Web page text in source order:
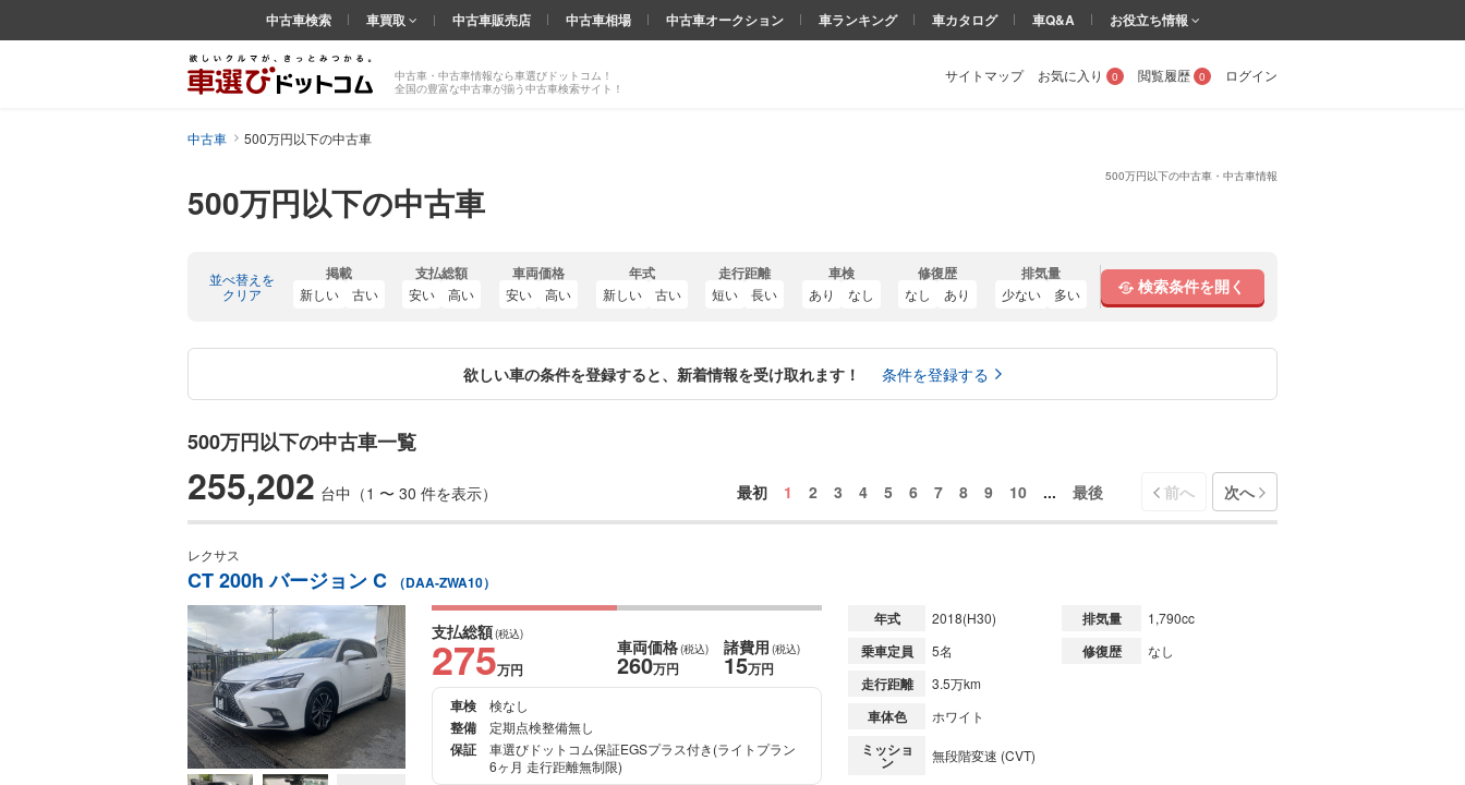
500万円以下の中古車・中古車情報
500万円以下の中古車
中古車・中古車情報なら車選びドットコム！
全国の豊富な中古車が揃う中古車検索サイト！
サイトマップ お気に入り 0 閲覧履歴 0 ログイン
中古車検索 車買取 中古車販売店 中古車相場 中古車オークション 車ランキング 車カタログ 車Q&A お役立ち情報
中古車 500万円以下の中古車
並べ替えを
クリア
掲載
新しい 古い
支払総額
安い 高い
車両価格
安い 高い
年式
新しい 古い
走行距離
短い 長い
車検
あり なし
修復歴
なし あり
排気量
少ない 多い 検索条件を開く
欲しい車の条件を登録すると、新着情報を受け取れます！ 条件を登録する
500万円以下の中古車一覧
255,202 台中（1 〜 30 件を表示） 最初 1 2 3 4 5 6 7 8 9 10 ... 最後 前へ 次へ
レクサス
CT 200h バージョン C （DAA-ZWA10）
支払総額(税込)
275万円
車両価格(税込)
260万円
諸費用 (税込)
15万円
車検
検なし
整備 定期点検整備無し
保証
車選びドットコム保証EGSプラス付き(ライトプラン
6ヶ月 走行距離無制限)
年式 2018(H30) 排気量 1,790cc
乗車定員 5名 修復歴 なし
走行距離 3.5万km
車体色 ホワイト
ミッショ
ン 無段階変速 (CVT)